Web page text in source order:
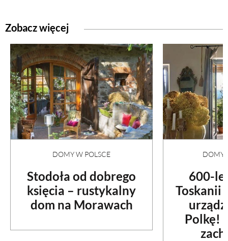
Zobacz więcej
DOMY W POLSCE
Stodoła od dobrego
księcia – rustykalny
dom na Morawach
DOMY
600-
Toskanii
Polkę!